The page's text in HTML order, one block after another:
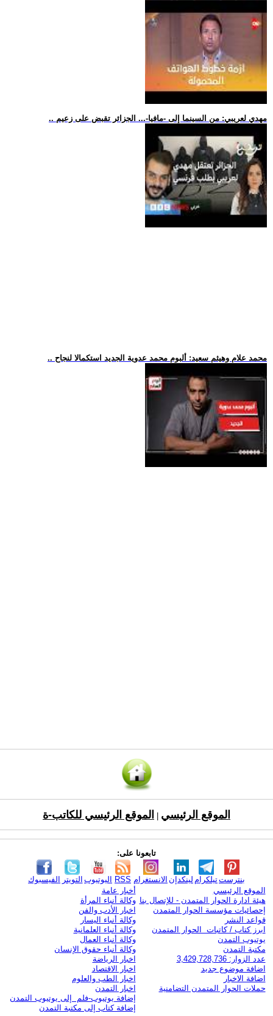
.. مهدي لعريبي: من السينما إلى -مافيا-... الجزائر تقبض على زعيم
.. محمد علام وهيثم سعيد: ألبوم محمد عدوية الجديد استكمالا لنجاح
الموقع الرئيسي الموقع الرئيسي للكاتب-ة
تابعونا على:
الفيسبوك التويتر اليوتيوب RSS الانستغرام لينكدإن تيلكرامبنترست
الموقع الرئيسي
هيئة ادارة الحوار المتمدن - للإتصال بنا
إحصائيات مؤسسة الحوار المتمدن
قواعد النشر
ابرز كتاب / كاتبات الحوار المتمدن
يوتيوب التمدن
مكتبة التمدن
عدد الزوار: 3,429,728,736
اضافة موضوع جديد
اضافة الاخبار
حملات الحوار المتمدن التضامنية
أخبار عامة
وكالة أنباء المرأة
اخبار الأدب والفن
وكالة أنباء اليسار
وكالة أنباء العلمانية
وكالة أنباء العمال
وكالة أنباء حقوق الإنسان
اخبار الرياضة
اخبار الاقتصاد
اخبار الطب والعلوم
اخبار التمدن
إضافة يوتيوب-فلم إلى يوتيوب التمدن
إضافة كتاب إلى مكتبة التمدن